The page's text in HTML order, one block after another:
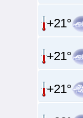
+21°
+21°
+21°